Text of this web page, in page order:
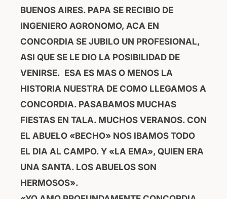
BUENOS AIRES. PAPA SE RECIBIO DE
INGENIERO AGRONOMO, ACA EN
CONCORDIA SE JUBILO UN PROFESIONAL,
ASI QUE SE LE DIO LA POSIBILIDAD DE
VENIRSE. ESA ES MAS O MENOS LA
HISTORIA NUESTRA DE COMO LLEGAMOS A
CONCORDIA. PASABAMOS MUCHAS
FIESTAS EN TALA. MUCHOS VERANOS. CON
EL ABUELO «BECHO» NOS IBAMOS TODO
EL DIA AL CAMPO. Y «LA EMA», QUIEN ERA
UNA SANTA. LOS ABUELOS SON
HERMOSOS».